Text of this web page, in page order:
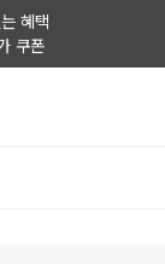
혜택
쿠폰